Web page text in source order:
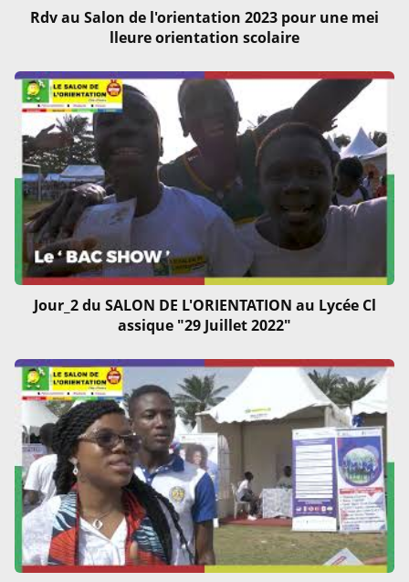
Rdv au Salon de l'orientation 2023 pour une mei
lleure orientation scolaire
Jour_2 du SALON DE L'ORIENTATION au Lycée Cl
assique "29 Juillet 2022"